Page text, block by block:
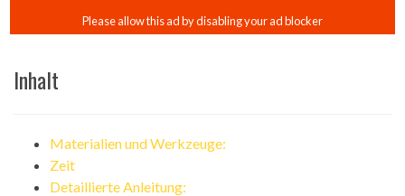
Inhalt
Materialien und Werkzeuge:
Zeit
Detaillierte Anleitung: